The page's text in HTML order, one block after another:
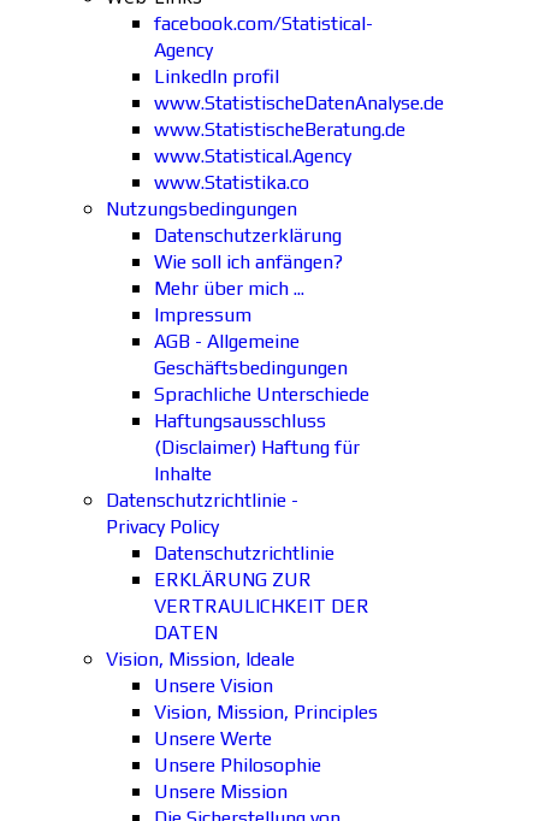
facebook.com/Statistical-
Agency
LinkedIn profil
www.StatistischeDatenAnalyse.de
www.StatistischeBeratung.de
www.Statistical.Agency
www.Statistika.co
Nutzungsbedingungen
Datenschutzerklärung
Wie soll ich anfängen?
Mehr über mich ...
Impressum
AGB - Allgemeine
Geschäftsbedingungen
Sprachliche Unterschiede
Haftungsausschluss
(Disclaimer) Haftung für
Inhalte
Datenschutzrichtlinie -
Privacy Policy
Datenschutzrichtlinie
ERKLÄRUNG ZUR
VERTRAULICHKEIT DER
DATEN
Vision, Mission, Ideale
Unsere Vision
Vision, Mission, Principles
Unsere Werte
Unsere Philosophie
Unsere Mission